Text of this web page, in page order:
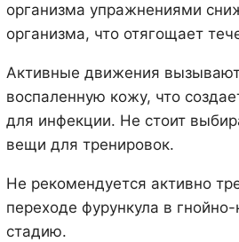
организма упражнениями
организма, что отягощает
Активные движения
воспаленную кожу, что
для инфекции. Не стоит
вещи для тренировок.
Не рекомендуется активно
переходе фурункула в
стадию.